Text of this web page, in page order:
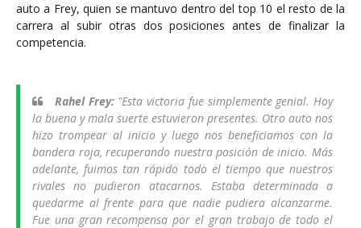
auto a Frey, quien se mantuvo dentro del top 10 el resto de la
carrera al subir otras dos posiciones antes de finalizar la
competencia.
Rahel Frey: "Esta victoria fue simplemente genial. Hoy
la buena y mala suerte estuvieron presentes. Otro auto nos
hizo trompear al inicio y luego nos beneficiamos con la
bandera roja, recuperando nuestra posición de inicio. Más
adelante, fuimos tan rápido todo el tiempo que nuestros
rivales no pudieron atacarnos. Estaba determinada a
quedarme al frente para que nadie pudiera alcanzarme.
Fue una gran recompensa por el gran trabajo de todo el